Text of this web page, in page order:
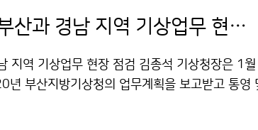
김종석 기상청장, 부산과 경남 지역 기상업무 현장 점검
지역 기상업무 현장 점검 김종석 기상청장은 1
년 부산지방기상청의 업무계획을 보고받고 통영